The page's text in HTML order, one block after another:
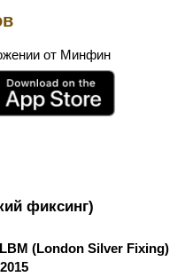
от Минфин
фиксинг)
(London Silver Fixing)